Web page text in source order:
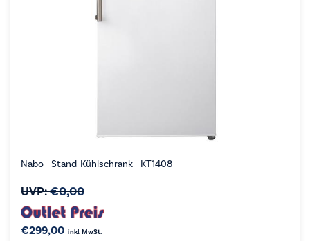
Nabo - Stand-Kühlschrank - KT1408
UVP:€0,00
€299,00 inkl. MwSt.